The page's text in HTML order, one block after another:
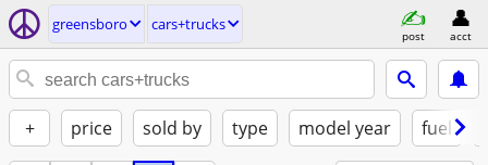
greensboro cars+trucks
post acct
+ price sold by type model year fuel